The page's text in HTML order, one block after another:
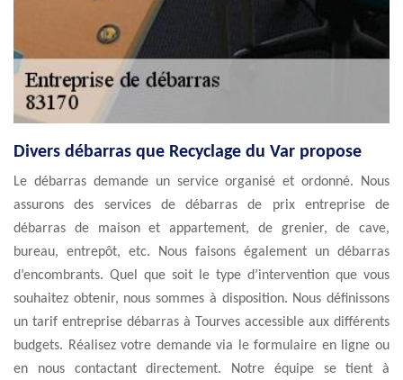
Divers débarras que Recyclage du Var propose
Le débarras demande un service organisé et ordonné. Nous
assurons des services de débarras de prix entreprise de
débarras de maison et appartement, de grenier, de cave,
bureau, entrepôt, etc. Nous faisons également un débarras
d’encombrants. Quel que soit le type d’intervention que vous
souhaitez obtenir, nous sommes à disposition. Nous définissons
un tarif entreprise débarras à Tourves accessible aux différents
budgets. Réalisez votre demande via le formulaire en ligne ou
en nous contactant directement. Notre équipe se tient à